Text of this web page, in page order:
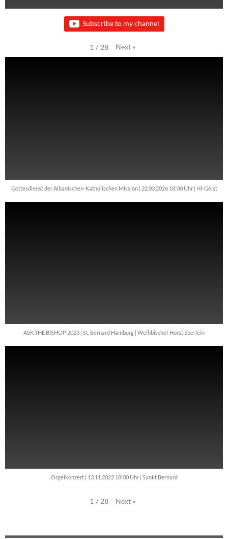
Subscribe to my channel
1 / 28 Next »
Gottesdienst der Albanischen-Katholischen MIssion | 22.03.2026 18:00 Uhr | Hl-Geist
ASK THE BISHOP 2023 | St. Bernard Hamburg | Weihbischof Horst Eberlein
Orgelkonzert | 13.11.2022 18:00 Uhr | Sankt Bernard
1 / 28 Next »